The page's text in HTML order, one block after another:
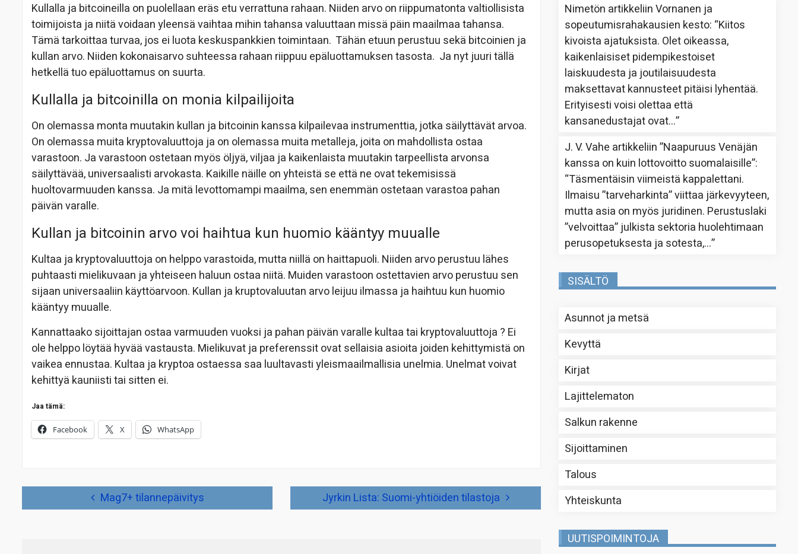
Kullalla ja bitcoineilla on puolellaan eräs etu verrattuna rahaan. Niiden arvo on riippumatonta valtiollisista
toimijoista ja niitä voidaan yleensä vaihtaa mihin tahansa valuuttaan missä päin maailmaa tahansa.
Tämä tarkoittaa turvaa, jos ei luota keskuspankkien toimintaan. Tähän etuun perustuu sekä bitcoinien ja
kullan arvo. Niiden kokonaisarvo suhteessa rahaan riippuu epäluottamuksen tasosta. Ja nyt juuri tällä
hetkellä tuo epäluottamus on suurta.
Kullalla ja bitcoinilla on monia kilpailijoita
On olemassa monta muutakin kullan ja bitcoinin kanssa kilpailevaa instrumenttia, jotka säilyttävät arvoa.
On olemassa muita kryptovaluuttoja ja on olemassa muita metalleja, joita on mahdollista ostaa
varastoon. Ja varastoon ostetaan myös öljyä, viljaa ja kaikenlaista muutakin tarpeellista arvonsa
säilyttävää, universaalisti arvokasta. Kaikille näille on yhteistä se että ne ovat tekemisissä
huoltovarmuuden kanssa. Ja mitä levottomampi maailma, sen enemmän ostetaan varastoa pahan
päivän varalle.
Kullan ja bitcoinin arvo voi haihtua kun huomio kääntyy muualle
Kultaa ja kryptovaluuttoja on helppo varastoida, mutta niillä on haittapuoli. Niiden arvo perustuu lähes
puhtaasti mielikuvaan ja yhteiseen haluun ostaa niitä. Muiden varastoon ostettavien arvo perustuu sen
sijaan universaaliin käyttöarvoon. Kullan ja kruptovaluutan arvo leijuu ilmassa ja haihtuu kun huomio
kääntyy muualle.
Kannattaako sijoittajan ostaa varmuuden vuoksi ja pahan päivän varalle kultaa tai kryptovaluuttoja ? Ei
ole helppo löytää hyvää vastausta. Mielikuvat ja preferenssit ovat sellaisia asioita joiden kehittymistä on
vaikea ennustaa. Kultaa ja kryptoa ostaessa saa luultavasti yleismaailmallisia unelmia. Unelmat voivat
kehittyä kauniisti tai sitten ei.
Jaa tämä:
Facebook X WhatsApp
Mag7+ tilannepäivitys Jyrkin Lista: Suomi-yhtiöiden tilastoja
Nimetön artikkeliinVornanen ja
sopeutumisrahakausien kesto: “Kiitos
kivoista ajatuksista. Olet oikeassa,
kaikenlaisiset pidempikestoiset
laiskuudesta ja joutilaisuudesta
maksettavat kannusteet pitäisi lyhentää.
Erityisesti voisi olettaa että
kansanedustajat ovat…”
J. V. Vahe artikkeliin”Naapuruus Venäjän
kanssa on kuin lottovoitto suomalaisille”:
“Täsmentäisin viimeistä kappalettani.
Ilmaisu ”tarveharkinta” viittaa järkevyyteen,
mutta asia on myös juridinen. Perustuslaki
”velvoittaa” julkista sektoria huolehtimaan
perusopetuksesta ja sotesta,…”
SISÄLTÖ
Asunnot ja metsä
Kevyttä
Kirjat
Lajittelematon
Salkun rakenne
Sijoittaminen
Talous
Yhteiskunta
UUTISPOIMINTOJA